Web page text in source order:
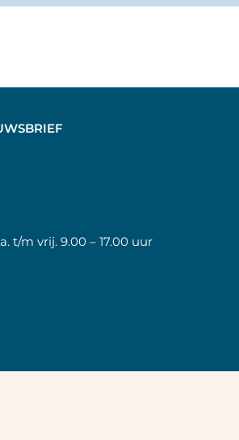
t/m vrij. 9.00 – 17.00 uur